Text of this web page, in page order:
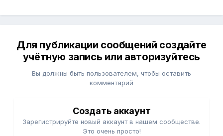
Для публикации сообщений создайте
учётную запись или авторизуйтесь
Вы должны быть пользователем, чтобы оставить
комментарий
Создать аккаунт
Зарегистрируйте новый аккаунт в нашем сообществе.
Это очень просто!